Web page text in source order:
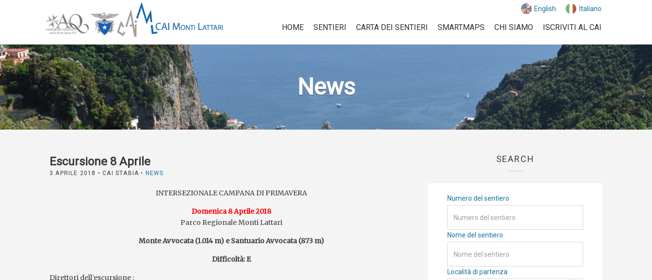
English Italiano
HOME SENTIERI CARTA DEI SENTIERI SMARTMAPS CHI SIAMO ISCRIVITI AL CAI
News
Escursione 8 Aprile
3 APRILE 2018 • CAI STABIA • NEWS
INTERSEZIONALE CAMPANA DI PRIMAVERA
Domenica 8 Aprile 2018
Parco Regionale Monti Lattari
Monte Avvocata (1.014 m) e Santuario Avvocata (873 m)
Difficoltà: E
Direttori dell’escursione :
SEARCH
Numero del sentiero
Nome del sentiero
Località di partenza